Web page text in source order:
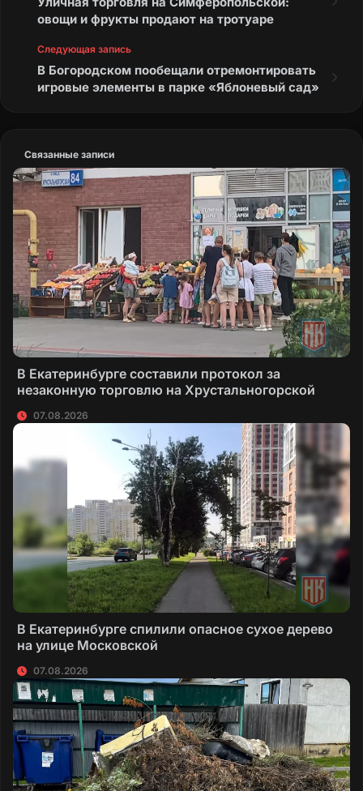
овощи и фрукты продают на тротуаре
Следующая запись
В Богородском пообещали отремонтировать
игровые элементы в парке «Яблоневый сад»
Связанные записи
В Екатеринбурге составили протокол за
незаконную торговлю на Хрустальногорской
07.08.2026
В Екатеринбурге спилили опасное сухое дерево
на улице Московской
07.08.2026